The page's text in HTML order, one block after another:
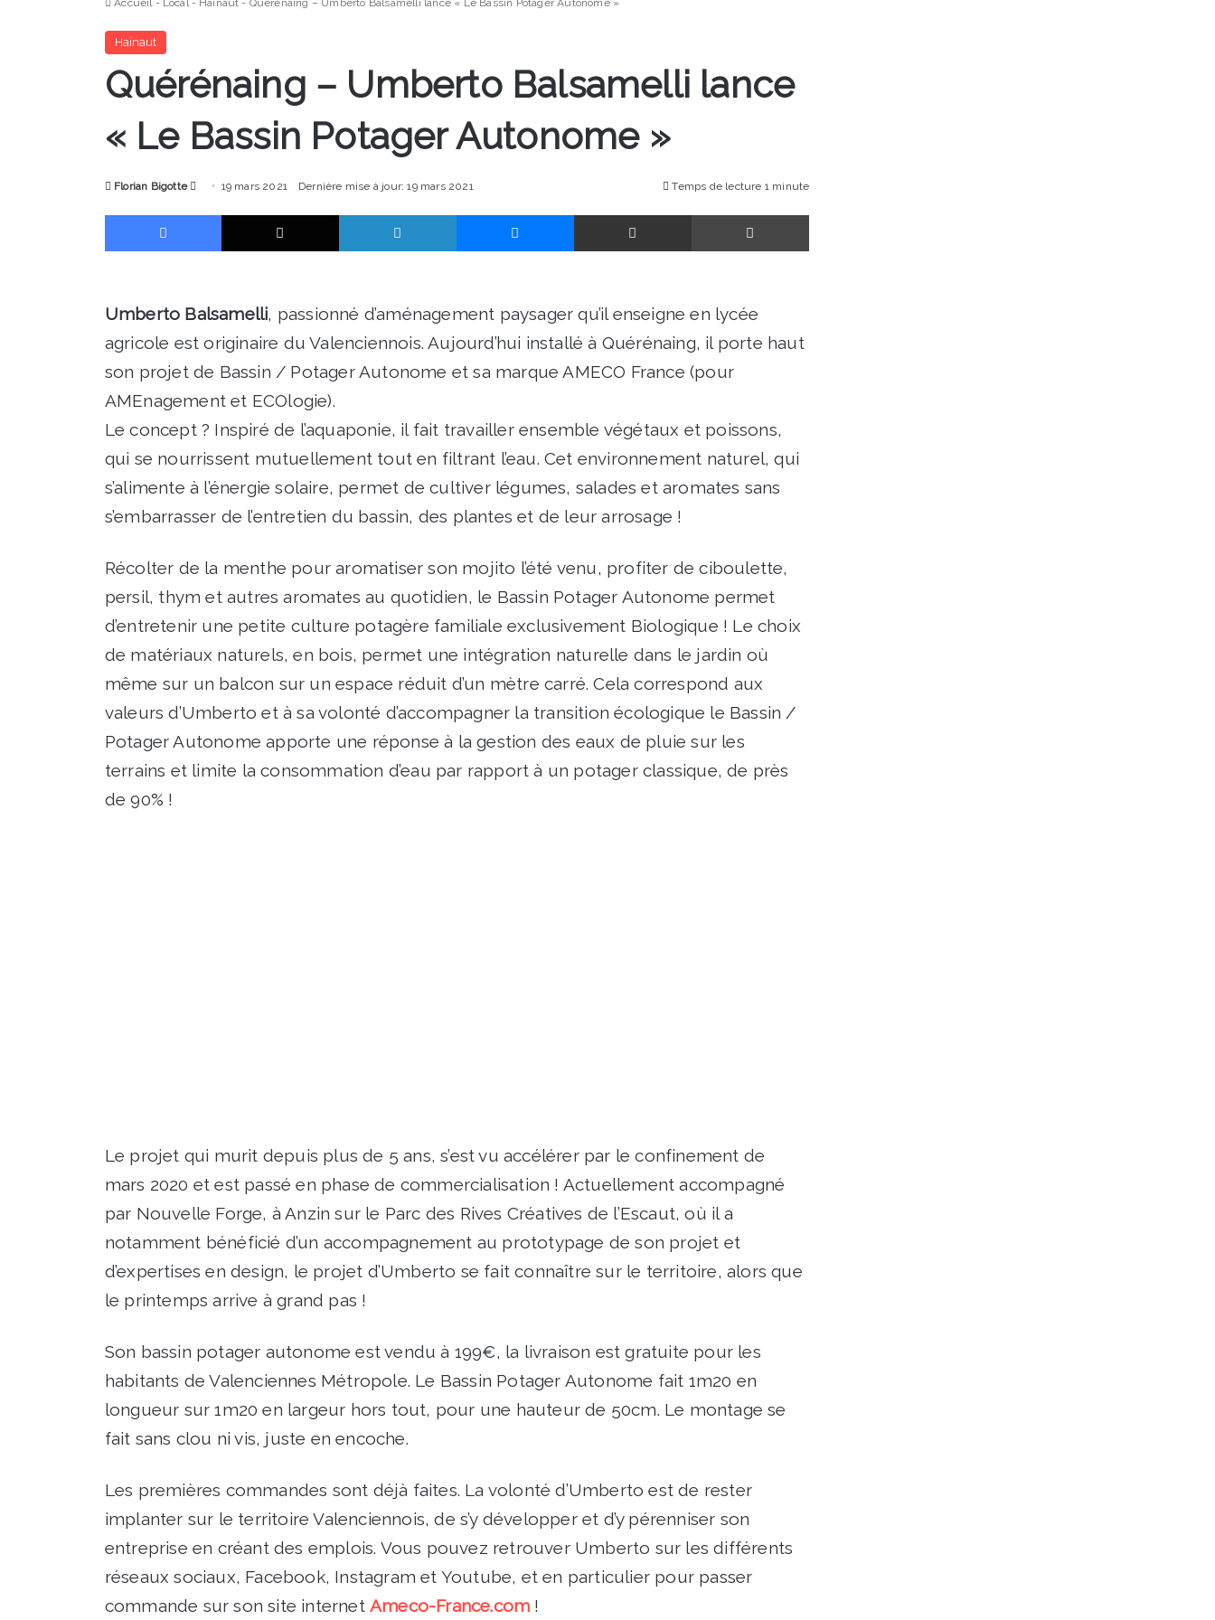
Accueil - Local - Hainaut - Quérénaing – Umberto Balsamelli lance « Le Bassin Potager Autonome »
Hainaut
Quérénaing – Umberto Balsamelli lance
« Le Bassin Potager Autonome »
Florian Bigotte
Envoyer19 mars 2021 Dernière mise à jour: 19 mars 2021 Temps de lecture 1 minute
Facebook X Linkedin Messenger Partager par email Imprimer
Umberto Balsamelli, passionné d’aménagement paysager qu’il enseigne en lycée
agricole est originaire du Valenciennois. Aujourd’hui installé à Quérénaing, il porte haut
son projet de Bassin / Potager Autonome et sa marque AMECO France (pour
AMEnagement et ECOlogie).
Le concept ? Inspiré de l’aquaponie, il fait travailler ensemble végétaux et poissons,
qui se nourrissent mutuellement tout en filtrant l’eau. Cet environnement naturel, qui
s’alimente à l’énergie solaire, permet de cultiver légumes, salades et aromates sans
s’embarrasser de l’entretien du bassin, des plantes et de leur arrosage !
Récolter de la menthe pour aromatiser son mojito l’été venu, profiter de ciboulette,
persil, thym et autres aromates au quotidien, le Bassin Potager Autonome permet
d’entretenir une petite culture potagère familiale exclusivement Biologique ! Le choix
de matériaux naturels, en bois, permet une intégration naturelle dans le jardin où
même sur un balcon sur un espace réduit d’un mètre carré. Cela correspond aux
valeurs d’Umberto et à sa volonté d’accompagner la transition écologique le Bassin /
Potager Autonome apporte une réponse à la gestion des eaux de pluie sur les
terrains et limite la consommation d’eau par rapport à un potager classique, de près
de 90% !
Le projet qui murit depuis plus de 5 ans, s’est vu accélérer par le confinement de
mars 2020 et est passé en phase de commercialisation ! Actuellement accompagné
par Nouvelle Forge, à Anzin sur le Parc des Rives Créatives de l’Escaut, où il a
notamment bénéficié d’un accompagnement au prototypage de son projet et
d’expertises en design, le projet d’Umberto se fait connaître sur le territoire, alors que
le printemps arrive à grand pas !
Son bassin potager autonome est vendu à 199€, la livraison est gratuite pour les
habitants de Valenciennes Métropole. Le Bassin Potager Autonome fait 1m20 en
longueur sur 1m20 en largeur hors tout, pour une hauteur de 50cm. Le montage se
fait sans clou ni vis, juste en encoche.
Les premières commandes sont déjà faites. La volonté d’Umberto est de rester
implanter sur le territoire Valenciennois, de s’y développer et d’y pérenniser son
entreprise en créant des emplois. Vous pouvez retrouver Umberto sur les différents
réseaux sociaux, Facebook, Instagram et Youtube, et en particulier pour passer
commande sur son site internet Ameco-France.com !